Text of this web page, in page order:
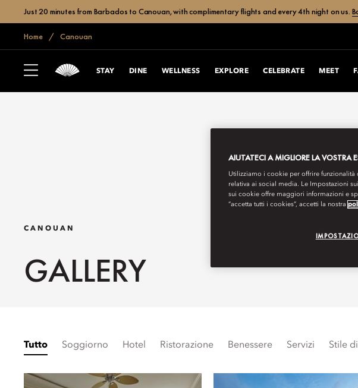
Just 20 minutes from Barbados to Canouan, with complimentary flights and every 4th night on us.
Home Canouan
STAY DINE WELLNESS EXPLORE CELEBRATE MEET
CANOUAN
GALLERY
Tutto Soggiorno Hotel Ristorazione Benessere Servizi Stile
AIUTATECI A MIGLIORE LA VOSTRA
Utilizziamo i cookie per offrire funzionalità
relativa ai social media. Le Impostazioni
sui cookie offre maggiori informazioni e
“accetta tutti i cookies”, accetti la nostra